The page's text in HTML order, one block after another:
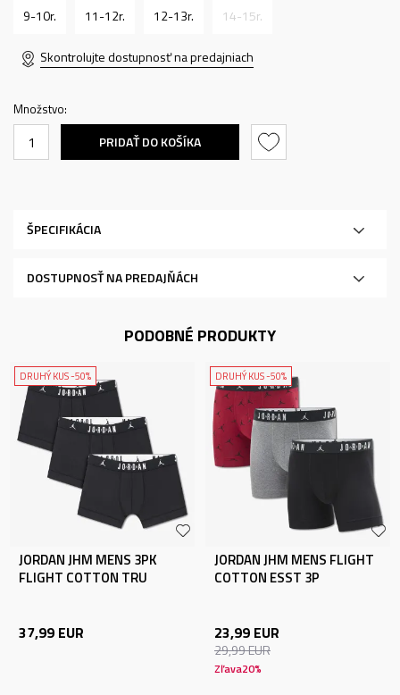
9-10r. 11-12r. 12-13r. 14-15r.
Skontrolujte dostupnosť na predajniach
Množstvo:
PRIDAŤ DO KOŠÍKA
ŠPECIFIKÁCIA
DOSTUPNOSŤ NA PREDAJŇÁCH
PODOBNÉ PRODUKTY
DRUHÝ KUS -50%
JORDAN JHM MENS 3PK
FLIGHT COTTON TRU
37,99 EUR
DRUHÝ KUS -50%
JORDAN JHM MENS FLIGHT
COTTON ESST 3P
23,99 EUR
29,99EUR
Zľava20%